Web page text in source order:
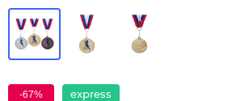
-67% express